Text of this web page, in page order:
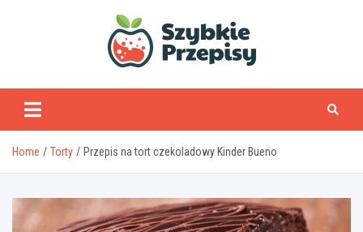
Home Torty Przepis na tort czekoladowy Kinder Bueno